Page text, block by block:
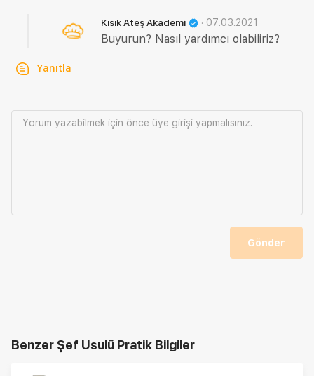
Kısık Ateş Akademi · 07.03.2021
Buyurun? Nasıl yardımcı olabiliriz?
Yanıtla
Yorum yazabilmek için önce üye girişi yapmalısınız.
Gönder
Benzer Şef Usulü Pratik Bilgiler